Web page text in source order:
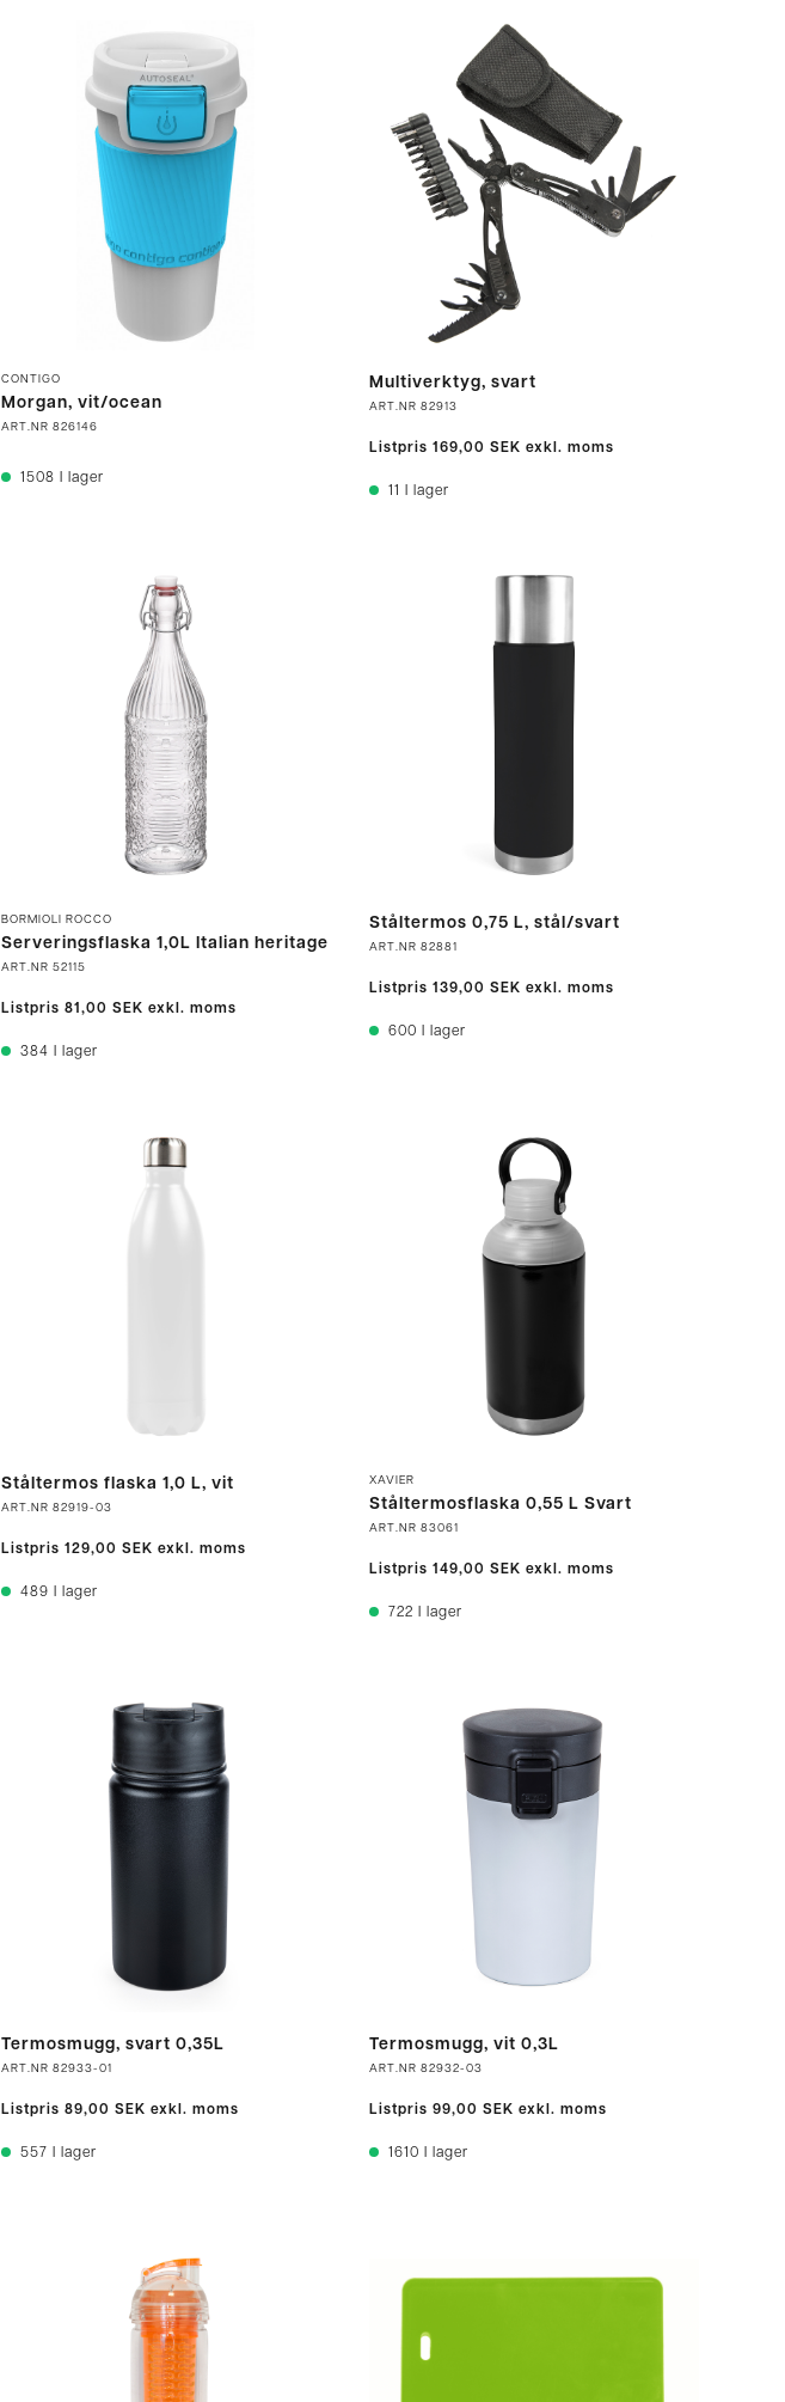
CONTIGO
Morgan, vit/ocean
ART.NR 826146
1508 I lager
Multiverktyg, svart
ART.NR 82913
Listpris 169,00 SEK exkl. moms
11 I lager
BORMIOLI ROCCO
Serveringsflaska 1,0L Italian heritage
ART.NR 52115
Listpris 81,00 SEK exkl. moms
384 I lager
Ståltermos 0,75 L, stål/svart
ART.NR 82881
Listpris 139,00 SEK exkl. moms
600 I lager
Ståltermos flaska 1,0 L, vit
ART.NR 82919-03
Listpris 129,00 SEK exkl. moms
489 I lager
XAVIER
Ståltermosflaska 0,55 L Svart
ART.NR 83061
Listpris 149,00 SEK exkl. moms
722 I lager
Termosmugg, svart 0,35L
ART.NR 82933-01
Listpris 89,00 SEK exkl. moms
557 I lager
Termosmugg, vit 0,3L
ART.NR 82932-03
Listpris 99,00 SEK exkl. moms
1610 I lager